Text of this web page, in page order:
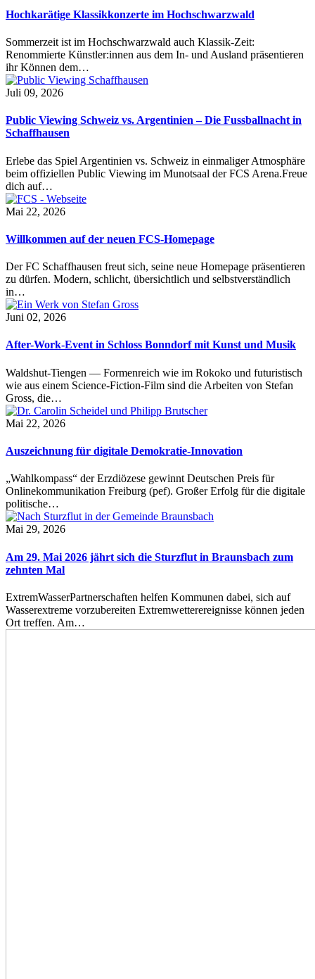
Hochkarätige Klassikkonzerte im Hochschwarzwald
Sommerzeit ist im Hochschwarzwald auch Klassik-Zeit:
Renommierte Künstler:innen aus dem In- und Ausland präsentieren
ihr Können dem…
Juli 09, 2026
Public Viewing Schweiz vs. Argentinien – Die Fussballnacht in
Schaffhausen
Erlebe das Spiel Argentinien vs. Schweiz in einmaliger Atmosphäre
beim offiziellen Public Viewing im Munotsaal der FCS Arena.Freue
dich auf…
Mai 22, 2026
Willkommen auf der neuen FCS-Homepage
Der FC Schaffhausen freut sich, seine neue Homepage präsentieren
zu dürfen. Modern, schlicht, übersichtlich und selbstverständlich
in…
Juni 02, 2026
After-Work-Event in Schloss Bonndorf mit Kunst und Musik
Waldshut-Tiengen — Formenreich wie im Rokoko und futuristisch
wie aus einem Science-Fiction-Film sind die Arbeiten von Stefan
Gross, die…
Mai 22, 2026
Auszeichnung für digitale Demokratie-Innovation
„Wahlkompass“ der Erzdiözese gewinnt Deutschen Preis für
Onlinekommunikation Freiburg (pef). Großer Erfolg für die digitale
politische…
Mai 29, 2026
Am 29. Mai 2026 jährt sich die Sturzflut in Braunsbach zum
zehnten Mal
ExtremWasserPartnerschaften helfen Kommunen dabei, sich auf
Wasserextreme vorzubereiten Extremwetterereignisse können jeden
Ort treffen. Am…